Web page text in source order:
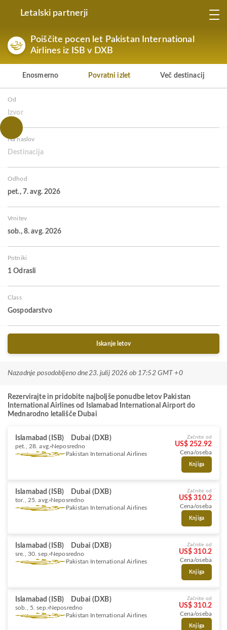
Letalski partnerji
Poiščite pocen let Pakistan International
Airlines iz ISB v DXB
Enosmerno Povratni izlet Več destinacij
Od
Izvor
Na naslov
Destinacija
Odhod
pet., 7. avg. 2026
Vrnitev
sob., 8. avg. 2026
Potniki
1 Odrasli
Class
Gospodarstvo
Iskanje letov
Nazadnje posodobljeno dne23. julij 2026 ob 17:52 GMT +0
Rezervirajte in pridobite najboljše ponudbe letov Pakistan
International Airlines od Islamabad International Airport do
Mednarodno letališče Dubai
Islamabad (ISB) Dubai (DXB)
pet., 28. avg. Neposredno
Pakistan International Airlines
Začnite od
US$ 252.92
Cena/oseba
Knjiga
Islamabad (ISB) Dubai (DXB)
tor., 25. avg. Neposredno
Pakistan International Airlines
Začnite od
US$ 310.2
Cena/oseba
Knjiga
Islamabad (ISB) Dubai (DXB)
sre., 30. sep. Neposredno
Pakistan International Airlines
Začnite od
US$ 310.2
Cena/oseba
Knjiga
Islamabad (ISB) Dubai (DXB)
sob., 5. sep. Neposredno
Pakistan International Airlines
Začnite od
US$ 310.2
Cena/oseba
Knjiga